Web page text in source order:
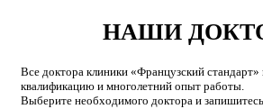
НАШИ
Все доктора клиники «Французский
квалификацию и многолетний опыт работы.
Выберите необходимого доктора и